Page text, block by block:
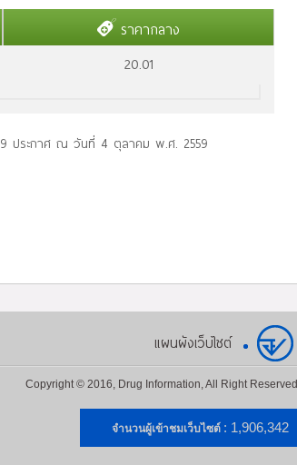
ราคากลาง
20.01
ประกาศ ณ วันที่ 4 ตุลาคม พ.ศ. 2559
แผนผังเว็บไซต์
Copyright © 2016, Drug Information, All Right Reserved
จำนวนผู้เข้าชมเว็บไซต์ : 1,906,342